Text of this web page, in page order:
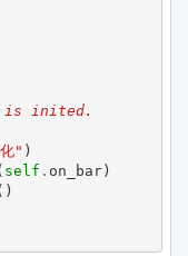
inited.
" )
self . on_bar)